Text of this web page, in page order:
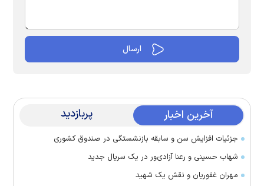
آخرین اخبار پربازدید
جزئیات افزایش سن و سابقه بازنشستگی در صندوق کشوری
شهاب حسینی و رعنا آزادی‌ور در یک سریال جدید
مهران غفوریان و نقش یک شهید